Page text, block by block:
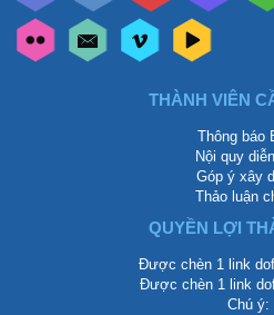
THÀNH VIÊN
Thông báo
Nội quy
Góp ý xây
Thảo luận
QUYỀN LỢI
Được chèn 1 link
Được chèn 1 link
Chú ý: